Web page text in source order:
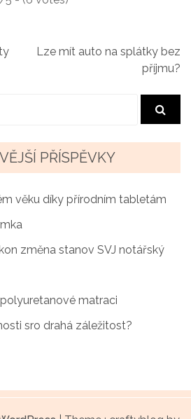
Lze mít auto na splátky bez
příjmu?
PŘÍSPĚVKY
věku díky přírodním tabletám
změna stanov SVJ notářský
matraci
sro drahá záležitost?